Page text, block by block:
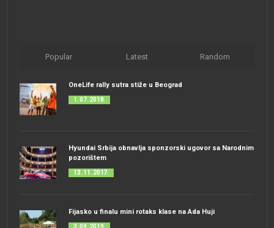
Popular Latest Random
OneLife rally sutra stiže u Beograd
1. 07. 2018.
Hyundai Srbija obnavlja sponzorski ugovor sa Narodnim
pozorištem
13. 11. 2017.
Fijasko u finalu mini rotaks klase na Ada Huji
3. 09. 2019.